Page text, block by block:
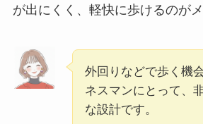
が出にくく、軽快に歩けるのがメ
外回りなどで歩く機
ネスマンにとって、
な設計です。